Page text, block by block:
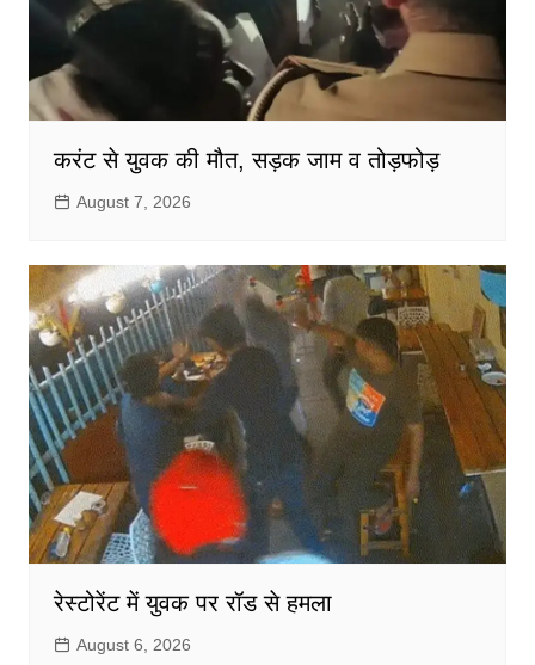
करंट से युवक की मौत, सड़क जाम व तोड़फोड़
August 7, 2026
रेस्टोरेंट में युवक पर रॉड से हमला
August 6, 2026